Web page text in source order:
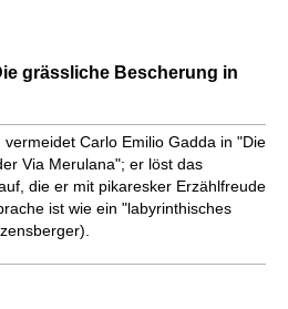
grässliche Bescherung in
Carlo Emilio Gadda in "Die
Via Merulana"; er löst das
die er mit pikaresker Erzählfreude
ist wie ein "labyrinthisches